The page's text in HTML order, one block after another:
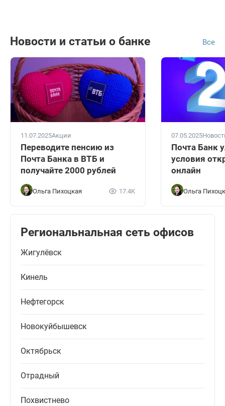
Новости и статьи о банке Все
11.07.2025Акции
Переводите пенсию из
Почта Банка в ВТБ и
получайте 2000 рублей
Ольга Пихоцкая 17.4K
07.05.2025
Почта Банк
условия
онлайн
Ольга
Региональнальная сеть офисов
Жигулёвск
Кинель
Нефтегорск
Новокуйбышевск
Октябрьск
Отрадный
Похвистнево